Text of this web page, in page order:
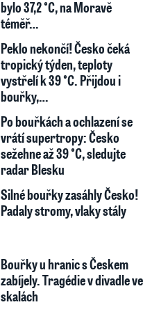
bylo 37,2 °C, na Moravě
téměř…
Peklo nekončí! Česko čeká
tropický týden, teploty
vystřelí k 39 °C. Přijdou i
bouřky,…
Po bouřkách a ochlazení se
vrátí supertropy: Česko
sežehne až 39 °C, sledujte
radar Blesku
Silné bouřky zasáhly Česko!
Padaly stromy, vlaky stály
Bouřky u hranic s Českem
zabíjely. Tragédie v divadle ve
skalách